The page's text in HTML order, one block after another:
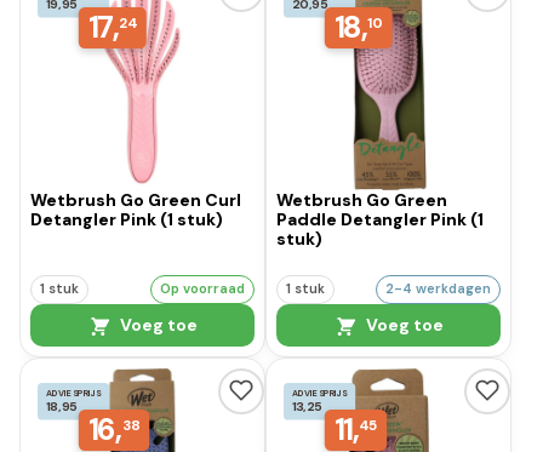
17,24
Wetbrush Go Green Curl
Detangler Pink (1 stuk)
1 stuk Op voorraad
Voeg toe
18,10
Wetbrush Go Green
Paddle Detangler Pink (1
stuk)
1 stuk 2-4 werkdagen
Voeg toe
ADVIESPRIJS
18,95
16,38
ADVIESPRIJS
13,25
11,45